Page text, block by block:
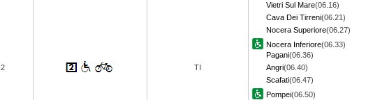
2 TI
Vietri Sul Mare(06.16)
Cava Dei Tirreni(06.21)
Nocera Superiore(06.27)
Nocera Inferiore(06.33)
Pagani(06.36)
Angri(06.40)
Scafati(06.47)
Pompei(06.50)